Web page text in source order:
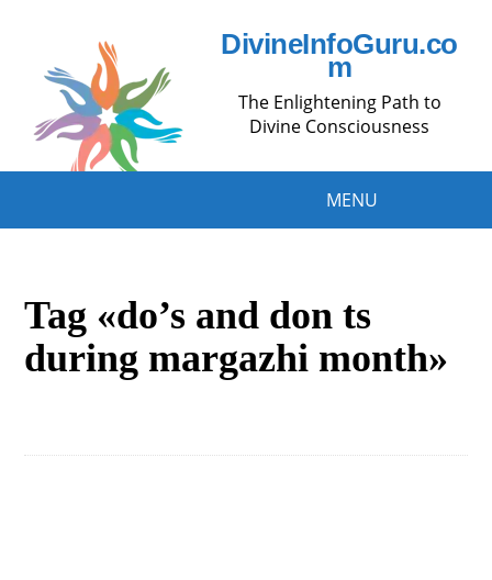
DivineInfoGuru.co
m
The Enlightening Path to
Divine Consciousness
MENU
Tag «do’s and don ts
during margazhi month»